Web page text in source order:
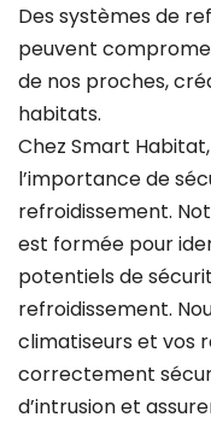
Des systèmes de
peuvent
de nos proches,
habitats.
Chez Smart
l’importance de
refroidissement.
est formée pour
potentiels de
refroidissement.
climatiseurs et vos
correctement
d’intrusion et